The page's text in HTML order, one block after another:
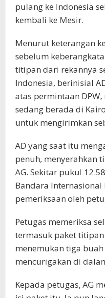
pulang ke Indonesia
kembali ke Mesir.
Menurut keterangan
sebelum
titipan dari rekannya
Indonesia, berinisial
atas permintaan
sedang berada di
untuk mengirimkan
AD yang saat itu
penuh, menyerahkan
AG. Sekitar pukul
Bandara
pemeriksaan oleh
Petugas memeriksa
termasuk paket
menemukan tiga
mencurigakan di
Kepada petugas, AG